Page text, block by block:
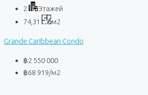
2
Этажей
74,31
м2
Grande Caribbean Condo
฿2 550 000
฿68 919/м2